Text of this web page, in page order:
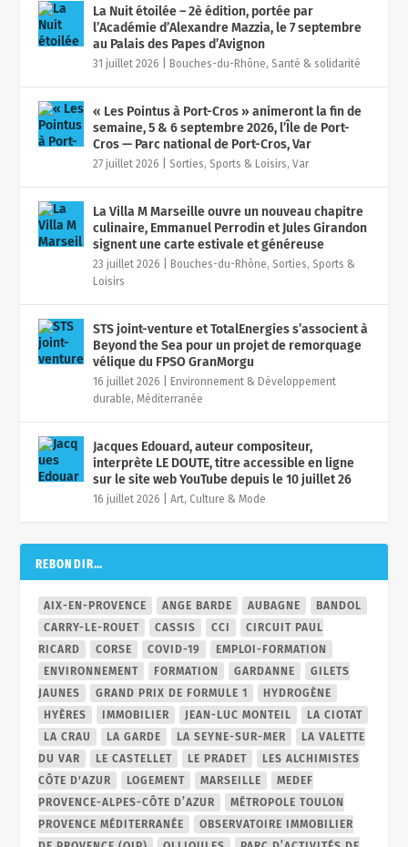
La Nuit étoilée – 2è édition, portée par
l’Académie d’Alexandre Mazzia, le 7 septembre
au Palais des Papes d’Avignon
31 juillet 2026 Bouches-du-Rhône,Santé & solidarité
« Les Pointus à Port-Cros » animeront la fin de
semaine, 5 & 6 septembre 2026, l’Île de Port-
Cros — Parc national de Port-Cros, Var
27 juillet 2026 |Sorties, Sports & Loisirs,Var
La Villa M Marseille ouvre un nouveau chapitre
culinaire, Emmanuel Perrodin et Jules Girandon
signent une carte estivale et généreuse
23 juillet 2026 Bouches-du-Rhône,Sorties, Sports &
Loisirs
STS joint-venture et TotalEnergies s’associent à
Beyond the Sea pour un projet de remorquage
vélique du FPSO GranMorgu
16 juillet 2026
Environnement & Développement
durable,Méditerranée
Jacques Edouard, auteur compositeur,
interprète LE DOUTE, titre accessible en ligne
sur le site web YouTube depuis le 10 juillet 26
16 juillet 2026 |Art, Culture & Mode
REBONDIR…
AIX-EN-PROVENCE ANGE BARDE AUBAGNE
BANDOL
CARRY-LE-ROUET
CASSIS CCI
CIRCUIT PAUL
RICARD
CORSE COVID-19
EMPLOI-FORMATION
ENVIRONNEMENT
FORMATION GARDANNE
GILETS
JAUNES
GRAND PRIX DE FORMULE 1
HYDROGÈNE
HYÈRES
IMMOBILIER JEAN-LUC MONTEIL
LA CIOTAT
LA CRAU
LA GARDE LA SEYNE-SUR-MER
LA VALETTE
DU VAR
LE CASTELLET LE PRADET
LES ALCHIMISTES
CÔTE D'AZUR
LOGEMENT MARSEILLE
MEDEF
PROVENCE-ALPES-CÔTE D’AZUR
MÉTROPOLE TOULON
PROVENCE MÉDITERRANÉE
OBSERVATOIRE IMMOBILIER